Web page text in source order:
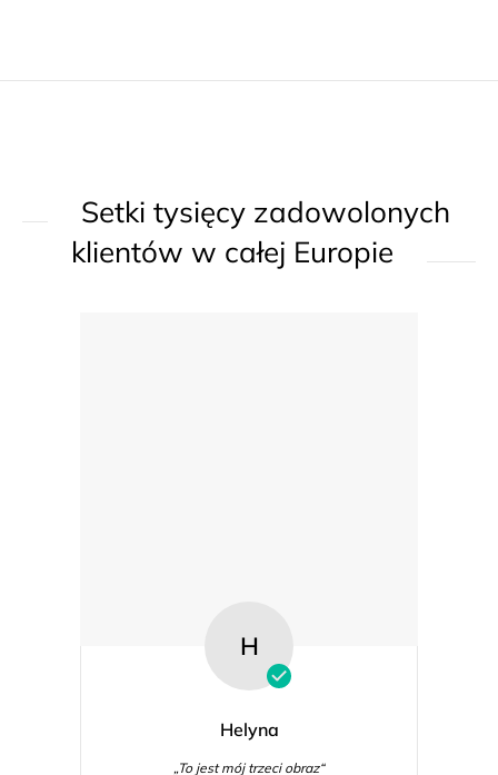
t
Setki tysięcy zadowolonych
klientów w całej Europie
H
Helyna
„To jest mój trzeci obraz“